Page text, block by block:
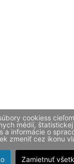
cookiess
médií,
a informácie o
zmeniť cez ikonu
Zamietnuť